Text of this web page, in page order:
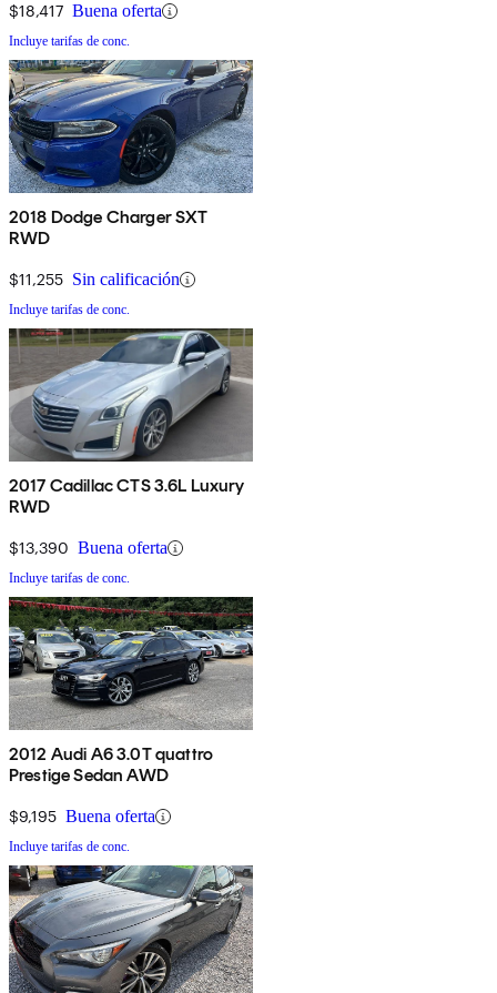
$18,417 Buena oferta
Incluye tarifas de conc.
2018 Dodge Charger SXT
RWD
$11,255 Sin calificación
Incluye tarifas de conc.
2017 Cadillac CTS 3.6L Luxury
RWD
$13,390 Buena oferta
Incluye tarifas de conc.
2012 Audi A6 3.0T quattro
Prestige Sedan AWD
$9,195 Buena oferta
Incluye tarifas de conc.